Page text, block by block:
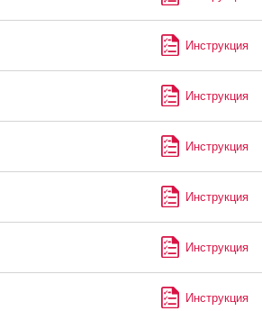
Инструкция
Инструкция
Инструкция
Инструкция
Инструкция
Инструкция